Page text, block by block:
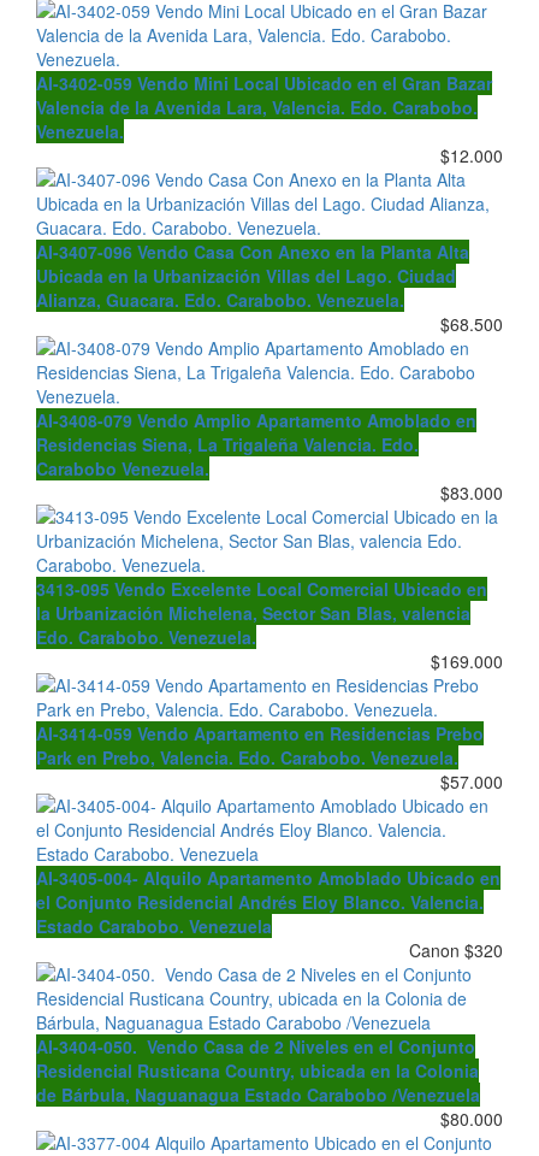
AI-3402-059 Vendo Mini Local Ubicado en el Gran Bazar
Valencia de la Avenida Lara, Valencia. Edo. Carabobo.
Venezuela.
$12.000
AI-3407-096 Vendo Casa Con Anexo en la Planta Alta
Ubicada en la Urbanización Villas del Lago. Ciudad
Alianza, Guacara. Edo. Carabobo. Venezuela.
$68.500
AI-3408-079 Vendo Amplio Apartamento Amoblado en
Residencias Siena, La Trigaleña Valencia. Edo.
Carabobo Venezuela.
$83.000
3413-095 Vendo Excelente Local Comercial Ubicado en
la Urbanización Michelena, Sector San Blas, valencia
Edo. Carabobo. Venezuela.
$169.000
AI-3414-059 Vendo Apartamento en Residencias Prebo
Park en Prebo, Valencia. Edo. Carabobo. Venezuela.
$57.000
AI-3405-004- Alquilo Apartamento Amoblado Ubicado en
el Conjunto Residencial Andrés Eloy Blanco. Valencia.
Estado Carabobo. Venezuela
Canon $320
AI-3404-050. Vendo Casa de 2 Niveles en el Conjunto
Residencial Rusticana Country, ubicada en la Colonia
de Bárbula, Naguanagua Estado Carabobo /Venezuela
$80.000